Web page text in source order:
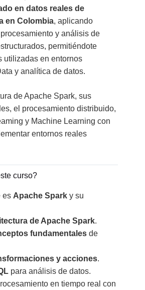
en datos reales de
en Colombia, aplicando
y análisis de
permitiéndote
utilizadas en entornos
y analítica de datos.
de Apache Spark, sus
el procesamiento distribuido,
y Machine Learning con
entornos reales
curso?
es Apache Spark y su
de Apache Spark.
fundamentales de
y acciones.
para análisis de datos.
en tiempo real con